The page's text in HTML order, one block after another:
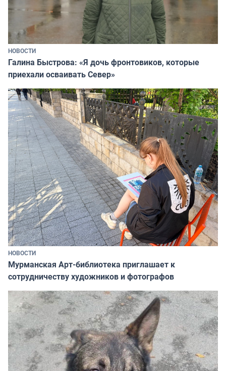
НОВОСТИ
Галина Быстрова: «Я дочь фронтовиков, которые
приехали осваивать Север»
НОВОСТИ
Мурманская Арт-библиотека приглашает к
сотрудничеству художников и фотографов